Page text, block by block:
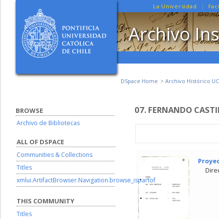
La Universidad
Archivo
DSpace Home Archivo Histórico UC
07. FERNANDO
BROWSE
Archivo de Bibliotecas
ALL OF DSPACE
Communities & Collections
Titles
xmlui.ArtifactBrowser.Navigation.browse_ispartof
THIS COMMUNITY
Titles